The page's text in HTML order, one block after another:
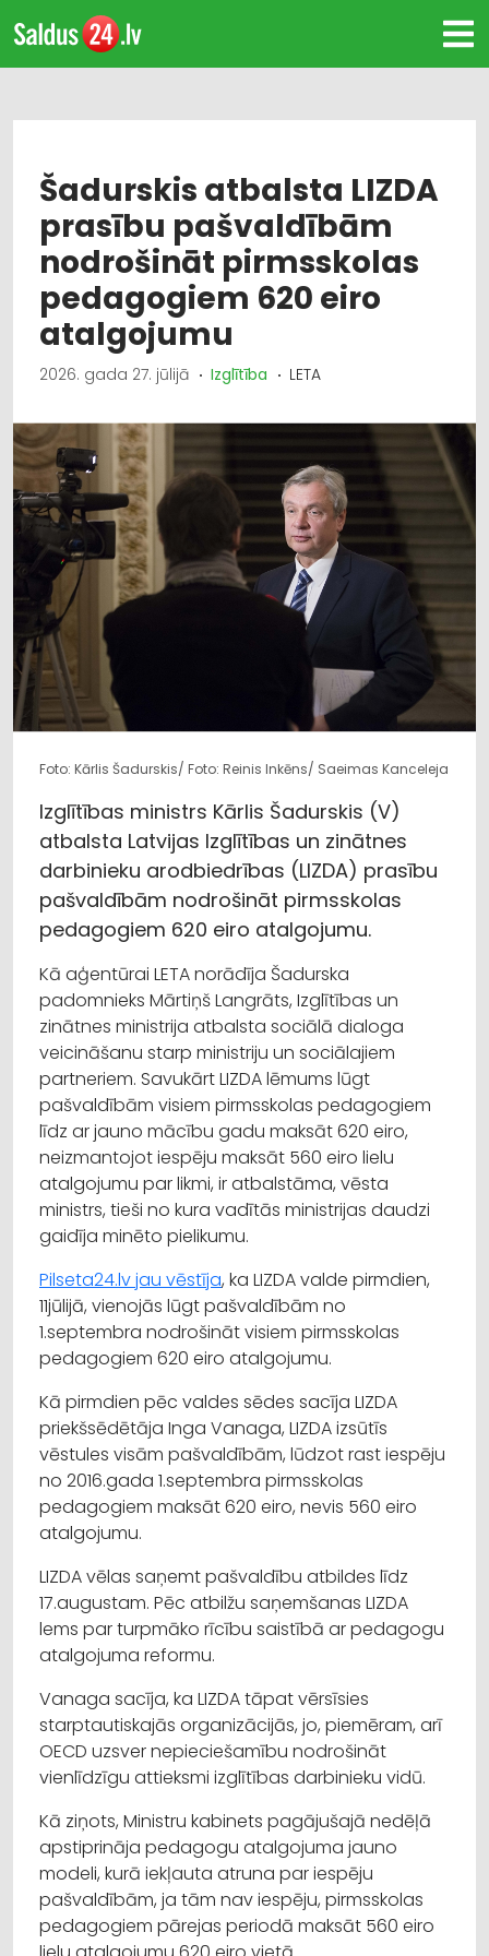
Šadurskis atbalsta LIZDA
prasību pašvaldībām
nodrošināt pirmsskolas
pedagogiem 620 eiro
atalgojumu
2026. gada 27. jūlijā Izglītība LETA
Foto: Kārlis Šadurskis/ Foto: Reinis Inkēns/ Saeimas Kanceleja
Izglītības ministrs Kārlis Šadurskis (V)
atbalsta Latvijas Izglītības un zinātnes
darbinieku arodbiedrības (LIZDA) prasību
pašvaldībām nodrošināt pirmsskolas
pedagogiem 620 eiro atalgojumu.
Kā aģentūrai LETA norādīja Šadurska
padomnieks Mārtiņš Langrāts, Izglītības un
zinātnes ministrija atbalsta sociālā dialoga
veicināšanu starp ministriju un sociālajiem
partneriem. Savukārt LIZDA lēmums lūgt
pašvaldībām visiem pirmsskolas pedagogiem
līdz ar jauno mācību gadu maksāt 620 eiro,
neizmantojot iespēju maksāt 560 eiro lielu
atalgojumu par likmi, ir atbalstāma, vēsta
ministrs, tieši no kura vadītās ministrijas daudzi
gaidīja minēto pielikumu.
Pilseta24.lv jau vēstīja, ka LIZDA valde pirmdien,
11jūlijā, vienojās lūgt pašvaldībām no
1.septembra nodrošināt visiem pirmsskolas
pedagogiem 620 eiro atalgojumu.
Kā pirmdien pēc valdes sēdes sacīja LIZDA
priekšsēdētāja Inga Vanaga, LIZDA izsūtīs
vēstules visām pašvaldībām, lūdzot rast iespēju
no 2016.gada 1.septembra pirmsskolas
pedagogiem maksāt 620 eiro, nevis 560 eiro
atalgojumu.
LIZDA vēlas saņemt pašvaldību atbildes līdz
17.augustam. Pēc atbilžu saņemšanas LIZDA
lems par turpmāko rīcību saistībā ar pedagogu
atalgojuma reformu.
Vanaga sacīja, ka LIZDA tāpat vērsīsies
starptautiskajās organizācijās, jo, piemēram, arī
OECD uzsver nepieciešamību nodrošināt
vienlīdzīgu attieksmi izglītības darbinieku vidū.
Kā ziņots, Ministru kabinets pagājušajā nedēļā
apstiprināja pedagogu atalgojuma jauno
modeli, kurā iekļauta atruna par iespēju
pašvaldībām, ja tām nav iespēju, pirmsskolas
pedagogiem pārejas periodā maksāt 560 eiro